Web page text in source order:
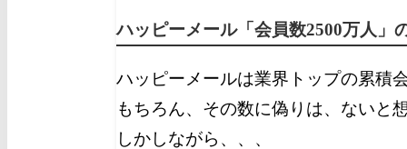
ハッピーメール「会員数2500万人」
ハッピーメールは業界トップの累積
もちろん、その数に偽りは、ないと
しかしながら、、、